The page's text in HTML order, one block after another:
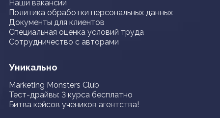
Наши вакансии
Политика обработки персональных данных
Документы для клиентов
Специальная оценка условий труда
Сотрудничество с авторами
Уникально
Marketing Monsters Club
Тест-драйвы: 3 курса бесплатно
Битва кейсов учеников агентства!